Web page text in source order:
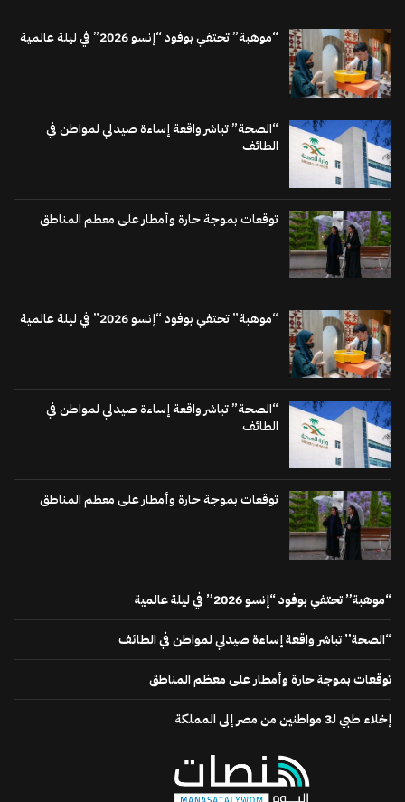
“موهبة” تحتفي بوفود “إنسو 2026” في ليلة عالمية
“الصحة” تباشر واقعة إساءة صيدلي لمواطن في
الطائف
توقعات بموجة حارة وأمطار على معظم المناطق
“موهبة” تحتفي بوفود “إنسو 2026” في ليلة عالمية
“الصحة” تباشر واقعة إساءة صيدلي لمواطن في
الطائف
توقعات بموجة حارة وأمطار على معظم المناطق
“موهبة” تحتفي بوفود “إنسو 2026” في ليلة عالمية
“الصحة” تباشر واقعة إساءة صيدلي لمواطن في الطائف
توقعات بموجة حارة وأمطار على معظم المناطق
إخلاء طبي لـ3 مواطنين من مصر إلى المملكة